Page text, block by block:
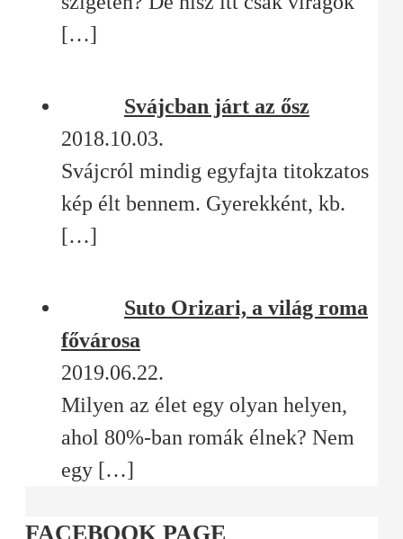
[…]
Svájcban járt az ősz
2018.10.03.
Svájcról mindig egyfajta titokzatos
kép élt bennem. Gyerekként, kb.
[…]
Suto Orizari, a világ roma
fővárosa
2019.06.22.
Milyen az élet egy olyan helyen,
ahol 80%-ban romák élnek? Nem
egy […]
FACEBOOK PAGE